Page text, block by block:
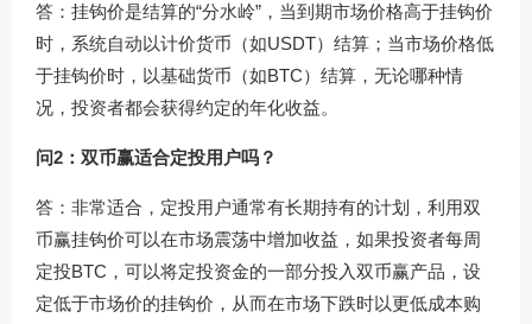
答：挂钩价是结算的“分水岭”，当到期市场价格高于挂钩价
时，系统自动以计价货币（如USDT）结算；当市场价格低
于挂钩价时，以基础货币（如BTC）结算，无论哪种情
况，投资者都会获得约定的年化收益。
问2：双币赢适合定投用户吗？
答：非常适合，定投用户通常有长期持有的计划，利用双
币赢挂钩价可以在市场震荡中增加收益，如果投资者每周
定投BTC，可以将定投资金的一部分投入双币赢产品，设
定低于市场价的挂钩价，从而在市场下跌时以更低成本购